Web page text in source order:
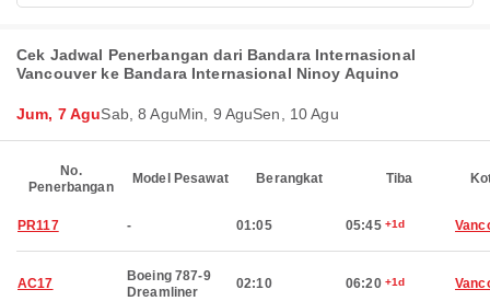
Cek Jadwal Penerbangan dari Bandara Internasional
Vancouver ke Bandara Internasional Ninoy Aquino
Jum, 7 AguSab, 8 AguMin, 9 AguSen, 10 Agu
No.
Penerbangan
Model Pesawat Berangkat Tiba
PR117 - 01:05 05:45 +1d
AC17
Boeing 787-9
Dreamliner
02:10 06:20 +1d